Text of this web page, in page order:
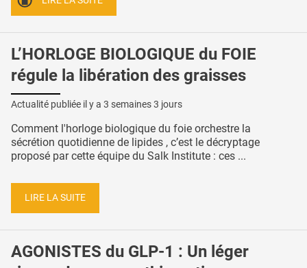
L’HORLOGE BIOLOGIQUE du FOIE
régule la libération des graisses
Actualité publiée il y a 3 semaines 3 jours
Comment l'horloge biologique du foie orchestre la
sécrétion quotidienne de lipides , c’est le décryptage
proposé par cette équipe du Salk Institute : ces ...
LIRE LA SUITE
AGONISTES du GLP-1 : Un léger